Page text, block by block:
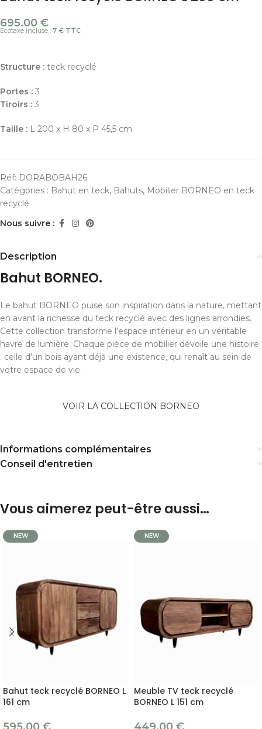
695.00 €
Ecotaxe incluse : 7 € TTC
Structure : teck recyclé
Portes : 3
Tiroirs : 3
Taille : L 200 x H 80 x P 45,5 cm
Réf: DORABOBAH26
Catégories : Bahut en teck, Bahuts, Mobilier BORNEO en teck
recyclé
Nous suivre :
Description
Bahut BORNEO.
Le bahut BORNEO puise son inspiration dans la nature, mettant
en avant la richesse du teck recyclé avec des lignes arrondies.
Cette collection transforme l’espace intérieur en un véritable
havre de lumière. Chaque pièce de mobilier dévoile une histoire
: celle d’un bois ayant déjà une existence, qui renaît au sein de
votre espace de vie.
VOIR LA COLLECTION BORNEO
Informations complémentaires
Conseil d'entretien
Vous aimerez peut-être aussi…
NEW
Bahut teck recyclé BORNEO L
161 cm
NEW
Meuble TV teck recyclé
BORNEO L 151 cm